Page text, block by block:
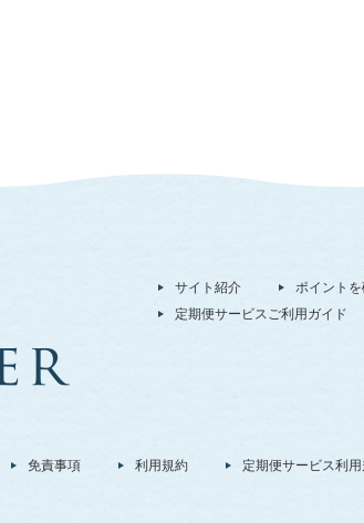
サイト紹介 ポイント
定期便サービスご利用ガイド
免責事項 利用規約 定期便サービス利